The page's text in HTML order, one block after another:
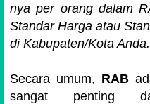
nya per orang dalam
Standar Harga atau
di Kabupaten/Kota Anda.
Secara umum, RAB
sangat penting